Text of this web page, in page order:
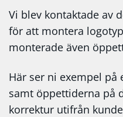
Vi blev kontaktade av
för att montera
monterade även
Här ser ni exempel
samt öppettiderna på
korrektur utifrån